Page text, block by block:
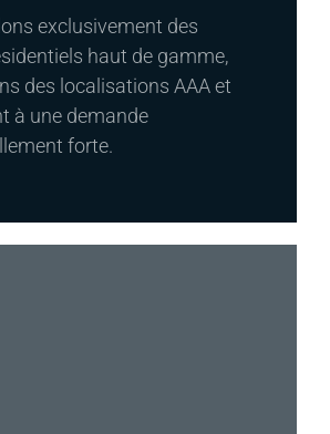
exclusivement des
haut de gamme,
des localisations AAA et
à une demande
forte.